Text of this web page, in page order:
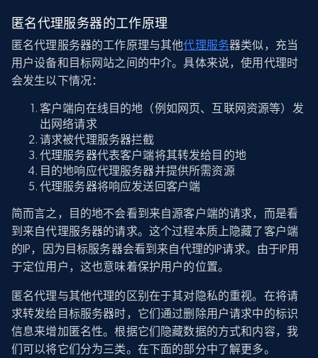
匿名代理服务器的工作原理
匿名代理服务器的工作原理与其他代理服务器类似，充当
用户设备和目标网站之间的中介。具体来说，使用代理时
会发生以下情况：
客户端向在线目的地（例如网页、互联网资源等）发
出网络请求
请求被代理服务器拦截
代理服务器代表客户端将其转发给目的地
目的地响应代理服务器并提供所需资源
代理服务器将响应发送回客户端
简而言之，目的地不会看到来自源客户端的请求，而是看
到来自代理服务器的请求。这个过程本质上隐藏了客户端
的IP，因为目标服务器会看到来自代理的IP请求。由于IP用
于定位用户，这也意味着保护用户的位置。
匿名代理与其他代理的区别在于其对隐私的重视。在将请
求转发给目标服务器时，它们通过删除用户请求中的标识
信息来增加匿名性。根据它们隐藏数据的方式和内容，我
们可以将它们分为三类。在下面的部分中了解更多。